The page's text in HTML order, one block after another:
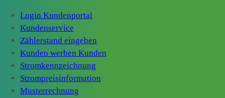
Login Kundenportal
Kundenservice
Zählerstand eingeben
Kunden werben Kunden
Stromkennzeichnung
Strompreisinformation
Musterrechnung